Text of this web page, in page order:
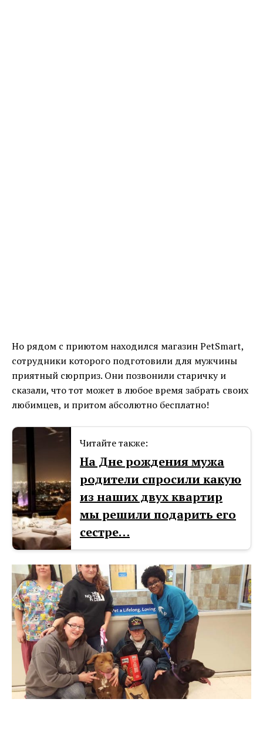
Но рядом с приютом находился магазин PetSmart,
сотрудники которого подготовили для мужчины
приятный сюрприз. Они позвонили старичку и
сказали, что тот может в любое время забрать своих
любимцев, и притом абсолютно бесплатно!
Читайте также:
На Дне рождения мужа
родители спросили какую
из наших двух квартир
мы решили подарить его
сестре…